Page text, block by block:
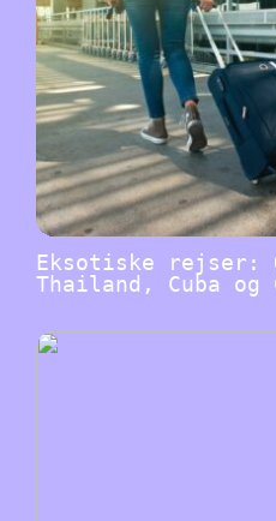
Eksotiske rejser:
Thailand, Cuba og